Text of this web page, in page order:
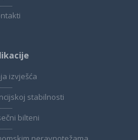
izvješća
stabilnosti
bilteni